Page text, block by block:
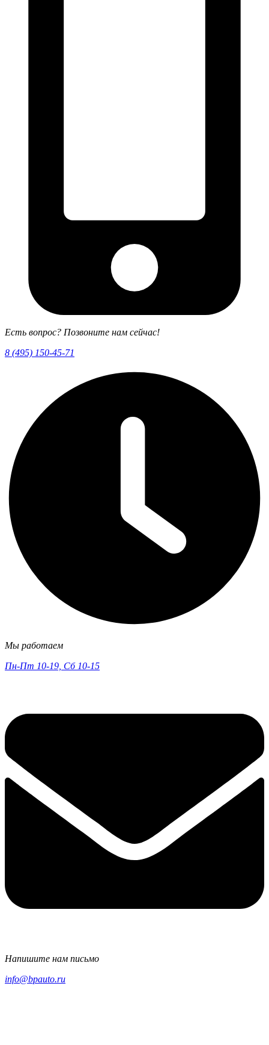
Есть вопрос? Позвоните нам сейчас!
8 (495) 150-45-71
Мы работаем
Пн-Пт 10-19, Сб 10-15
Напишите нам письмо
info@bpauto.ru